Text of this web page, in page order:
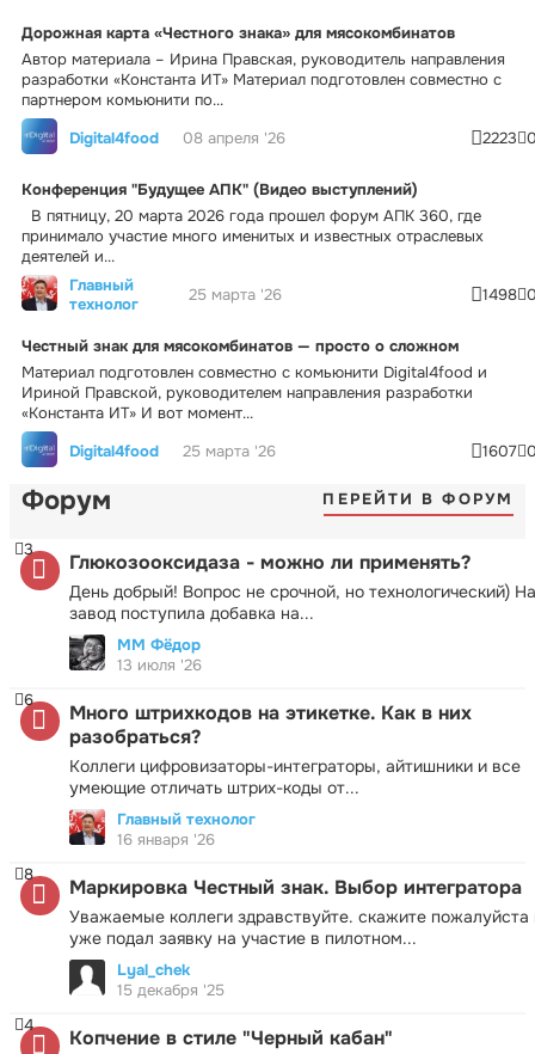
Дорожная карта «Честного знака» для мясокомбинатов
Автор материала – Ирина Правская, руководитель направления
разработки «Константа ИТ» Материал подготовлен совместно с
партнером комьюнити по...
Digital4food
08 апреля '26 2223
Конференция "Будущее АПК" (Видео выступлений)
В пятницу, 20 марта 2026 года прошел форум АПК 360, где
принимало участие много именитых и известных отраслевых
деятелей и...
Главный
технолог
25 марта '26 1498
Честный знак для мясокомбинатов — просто о сложном
Материал подготовлен совместно с комьюнити Digital4food и
Ириной Правской, руководителем направления разработки
«Константа ИТ» И вот момент...
Digital4food
25 марта '26 1607
Форум ПЕРЕЙТИ В ФОРУМ
Глюкозооксидаза - можно ли применять?
День добрый! Вопрос не срочной, но технологический) На
завод поступила добавка на...
3
ММ Фёдор
13 июля '26
Много штрихкодов на этикетке. Как в них
разобраться?
Коллеги цифровизаторы-интеграторы, айтишники и все
умеющие отличать штрих-коды от...
6
Главный технолог
16 января '26
Маркировка Честный знак. Выбор интегратора
Уважаемые коллеги здравствуйте. скажите пожалуйста
уже подал заявку на участие в пилотном...
8
Lyal_chek
15 декабря '25
Копчение в стиле "Черный кабан"
4